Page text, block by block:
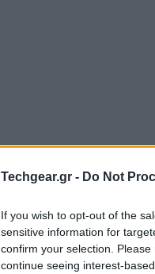
Techgear.gr - Do Not
If you wish to opt-out of the
sensitive information for
confirm your selection.
continue seeing interest-